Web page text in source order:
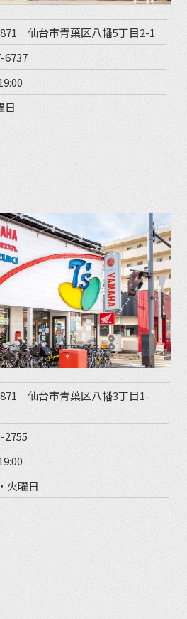
仙台市青葉区八幡5丁目2-1
6737
日
仙台市青葉区八幡3丁目1-
2755
火曜日